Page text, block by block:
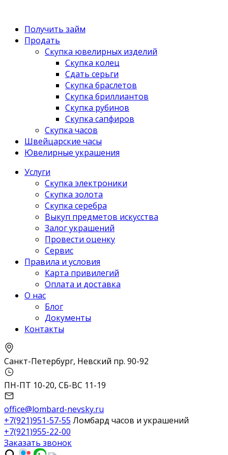
Получить займ
Продать
Скупка ювелирных изделий
Скупка колец
Сдать серьги
Скупка браслетов
Скупка бриллиантов
Скупка рубинов
Скупка сапфиров
Скупка часов
Швейцарские часы
Ювелирные украшения
Услуги
Скупка электроники
Скупка золота
Скупка серебра
Выкуп предметов искусства
Залог украшений
Провести оценку
Сервис
Правила и условия
Карта привилегий
Оплата и доставка
О нас
Блог
Документы
Контакты
Санкт-Петербург, Невский пр. 90-92
ПН-ПТ 10-20, СБ-ВС 11-19
office@lombard-nevsky.ru
+7(921)951-57-55 Ломбард часов и украшений
+7(921)955-22-00
Заказать звонок